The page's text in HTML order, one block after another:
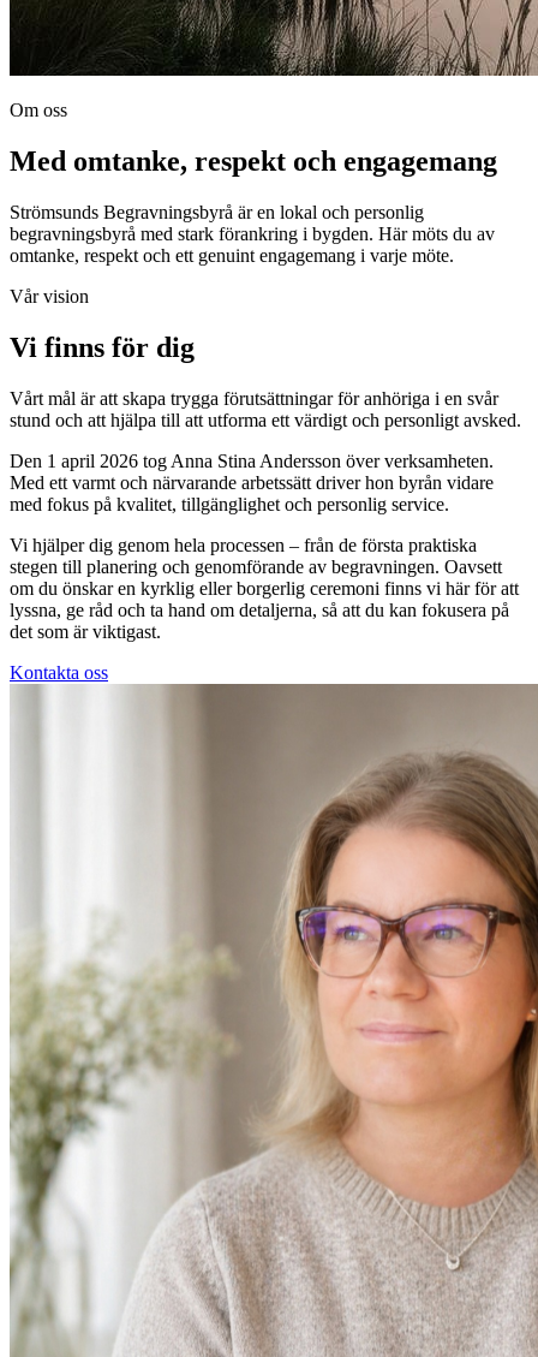
Om oss
Med omtanke, respekt och engagemang
Strömsunds Begravningsbyrå är en lokal och personlig
begravningsbyrå med stark förankring i bygden. Här möts du av
omtanke, respekt och ett genuint engagemang i varje möte.
Vår vision
Vi finns för dig
Vårt mål är att skapa trygga förutsättningar för anhöriga i en svår
stund och att hjälpa till att utforma ett värdigt och personligt avsked.
Den 1 april 2026 tog Anna Stina Andersson över verksamheten.
Med ett varmt och närvarande arbetssätt driver hon byrån vidare
med fokus på kvalitet, tillgänglighet och personlig service.
Vi hjälper dig genom hela processen – från de första praktiska
stegen till planering och genomförande av begravningen. Oavsett
om du önskar en kyrklig eller borgerlig ceremoni finns vi här för att
lyssna, ge råd och ta hand om detaljerna, så att du kan fokusera på
det som är viktigast.
Kontakta oss